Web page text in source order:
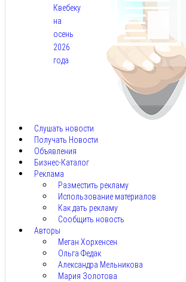
Квебеку
на
осень
2026
года
Слушать новости
Получать Новости
Объявления
Бизнес-Каталог
Реклама
Разместить рекламу
Использование материалов
Как дать рекламу
Сообщить новость
Авторы
Меган Хорхенсен
Ольга Федак
Александра Мельникова
Мария Золотова